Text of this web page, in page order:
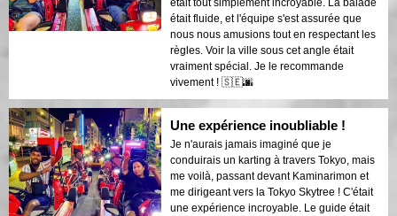
était tout simplement incroyable. La balade
était fluide, et l'équipe s'est assurée que
nous nous amusions tout en respectant les
règles. Voir la ville sous cet angle était
vraiment spécial. Je le recommande
vivement ! 🇸🇪🌆
Une expérience inoubliable !
Je n'aurais jamais imaginé que je
conduirais un karting à travers Tokyo, mais
me voilà, passant devant Kaminarimon et
me dirigeant vers la Tokyo Skytree ! C'était
une expérience incroyable. Le guide était